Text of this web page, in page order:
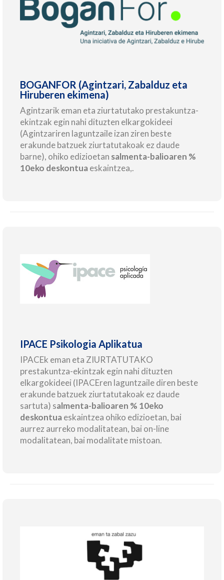
BOGANFOR (Agintzari, Zabalduz eta
Hiruberen ekimena)
Agintzarik eman eta ziurtatutako prestakuntza-
ekintzak egin nahi dituzten elkargokideei
(Agintzariren laguntzaile izan ziren beste
erakunde batzuek ziurtatutakoak ez daude
barne), ohiko edizioetan salmenta-balioaren %
10eko deskontua eskaintzea,.
IPACE Psikologia Aplikatua
IPACEk eman eta ZIURTATUTAKO
prestakuntza-ekintzak egin nahi dituzten
elkargokideei (IPACEren laguntzaile diren beste
erakunde batzuek ziurtatutakoak ez daude
sartuta) salmenta-balioaren % 10eko
deskontua eskaintzea ohiko edizioetan, bai
aurrez aurreko modalitatean, bai on-line
modalitatean, bai modalitate mistoan.